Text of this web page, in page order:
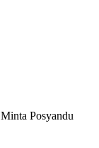
Posyandu